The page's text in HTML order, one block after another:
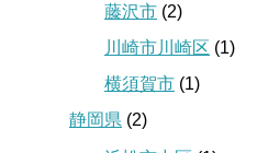
藤沢市 (2)
川崎市川崎区 (1)
横須賀市 (1)
静岡県 (2)